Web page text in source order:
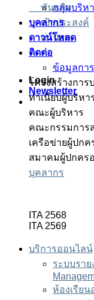
พันธกิจ
เป้าประสงค์
ค่านิยม
โครงสร้างการ
ทำเนียบผู้บริหา
คณะผู้บริหาร
คณะกรรมการ
เครือข่ายผู้ปกค
สมาคมผู้ปกคร
บุคลากร
ITA 2568
ITA 2569
บริการออนไลน์
ระบบราย
ห้องเรียน
กลุ่มบริห
บุคลากร
ดาวน์โหลด
ติดต่อ
ข้อมูลกา
Login
Newsletter